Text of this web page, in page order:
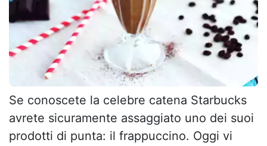
Se conoscete la celebre catena Starbucks
avrete sicuramente assaggiato uno dei suoi
prodotti di punta: il frappuccino. Oggi vi